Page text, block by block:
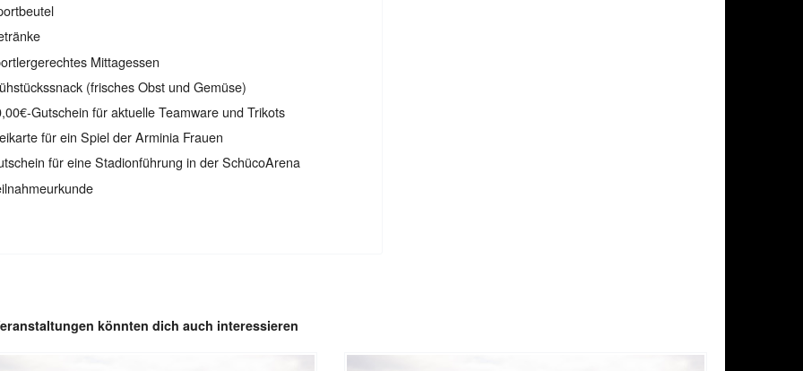
Mittagessen
(frisches Obst und Gemüse)
Gutschein für aktuelle Teamware und Trikots
für ein Spiel der Arminia Frauen
für eine Stadionführung in der SchücoArena
könnten dich auch interessieren